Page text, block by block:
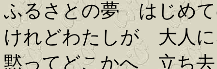
ふるさとの夢 はじめ
けれどわたしが 大人
黙ってどこかへ 立ち